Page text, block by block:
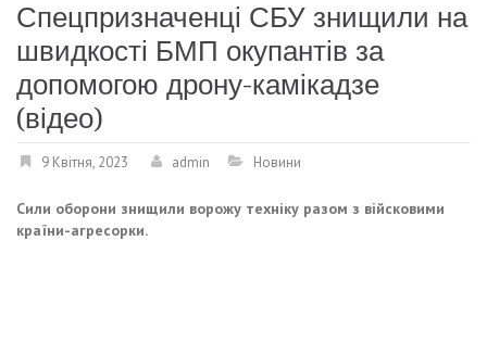
Спецпризначенці СБУ знищили на
швидкості БМП окупантів за
допомогою дрону-камікадзе
(відео)
9 Квітня, 2023 admin Новини
Сили оборони знищили ворожу техніку разом з війсковими
країни-агресорки.